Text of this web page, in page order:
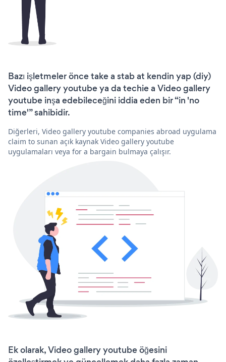
Bazı işletmeler önce take a stab at kendin yap (diy)
Video gallery youtube ya da techie a Video gallery
youtube inşa edebileceğini iddia eden bir “in 'no
time'” sahibidir.
Diğerleri, Video gallery youtube companies abroad uygulama
claim to sunan açık kaynak Video gallery youtube
uygulamaları veya for a bargain bulmaya çalışır.
Ek olarak, Video gallery youtube öğesini